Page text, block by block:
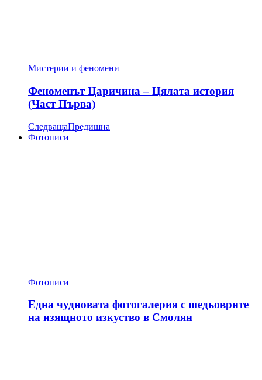
Мистерии и феномени
Феноменът Царичина – Цялата история
(Част Първа)
СледващаПредишна
Фотописи
Фотописи
Една чудновата фотогалерия с шедьоврите
на изящното изкуство в Смолян